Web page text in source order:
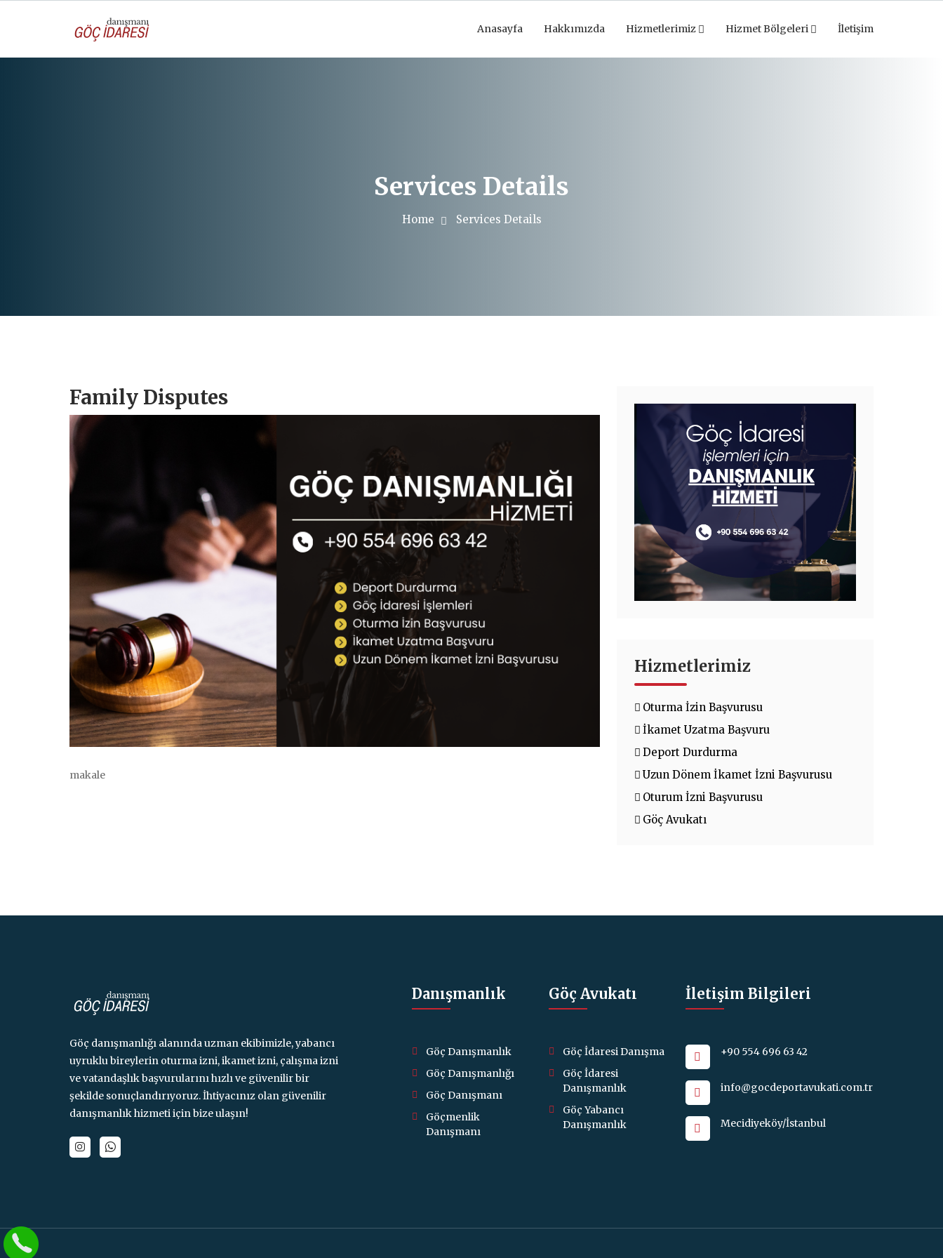
Anasayfa Hakkımızda Hizmetlerimiz Hizmet Bölgeleri İletişim
Services Details
Home Services Details
Family Disputes
makale
Hizmetlerimiz
Oturma İzin Başvurusu
İkamet Uzatma Başvuru
Deport Durdurma
Uzun Dönem İkamet İzni Başvurusu
Oturum İzni Başvurusu
Göç Avukatı
Göç danışmanlığı alanında uzman ekibimizle, yabancı
uyruklu bireylerin oturma izni, ikamet izni, çalışma izni
ve vatandaşlık başvurularını hızlı ve güvenilir bir
şekilde sonuçlandırıyoruz. İhtiyacınız olan güvenilir
danışmanlık hizmeti için bize ulaşın!
Danışmanlık
Göç Danışmanlık
Göç Danışmanlığı
Göç Danışmanı
Göçmenlik
Danışmanı
Göç Avukatı
Göç İdaresi Danışma
Göç İdaresi
Danışmanlık
Göç Yabancı
Danışmanlık
İletişim Bilgileri
+90 554 696 63 42
info@gocdeportavukati.com.tr
Mecidiyeköy/İstanbul